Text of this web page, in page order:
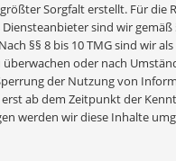
Sorgfalt erstellt. Für
sind wir
§§ 8 bis 10 TMG sind wir
oder nach
der Nutzung von
ab dem Zeitpunkt der
werden wir diese Inhalte